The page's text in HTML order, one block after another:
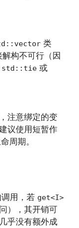
类
解构不可行（因
std::tie 或
注意绑定的变
议使用短暂作
周期。
调用，若 get<I>
），其开销可
乎没有额外成